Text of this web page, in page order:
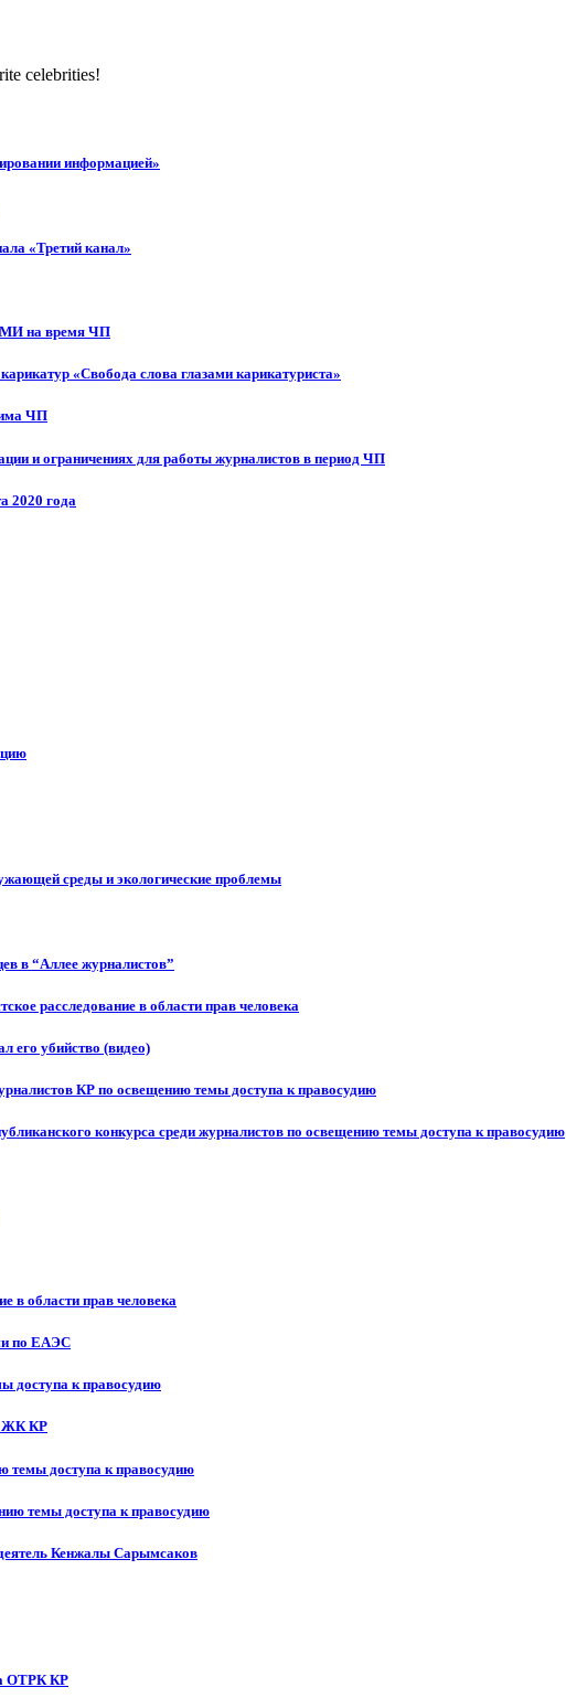
celebrities!
информацией»
«Третий канал»
на время ЧП
«Свобода слова глазами карикатуриста»
ЧП
и ограничениях для работы журналистов в период ЧП
2020 года
среды и экологические проблемы
в “Аллее журналистов”
расследование в области прав человека
его убийство (видео)
КР по освещению темы доступа к правосудию
конкурса среди журналистов по освещению темы доступа к правосудию
в области прав человека
по ЕАЭС
доступа к правосудию
ЖК КР
темы доступа к правосудию
темы доступа к правосудию
Кенжалы Сарымсаков
ОТРК КР